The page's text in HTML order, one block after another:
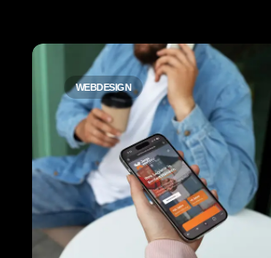
© 2026 Nikreative. Alle Rechte vorbehalten.
WEBDESIGN